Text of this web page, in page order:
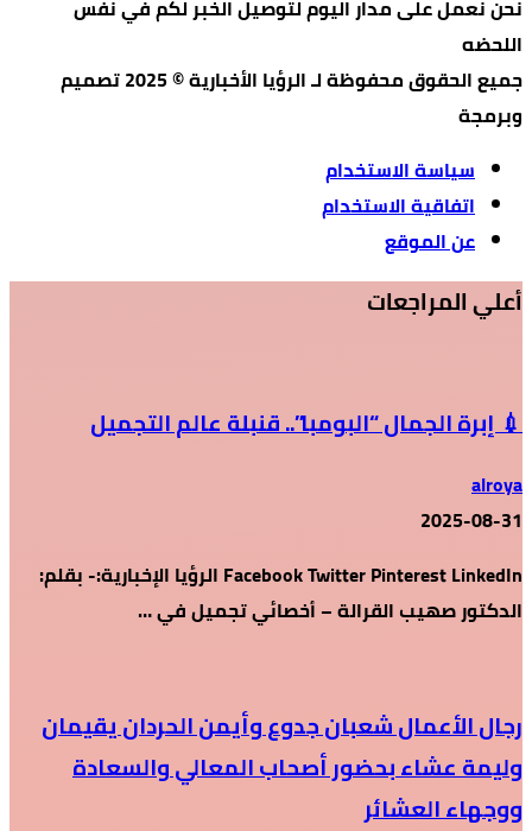
نحن نعمل على مدار اليوم لتوصيل الخبر لكم في نفس
اللحضه
جميع الحقوق محفوظة لـ الرؤيا الأخبارية © 2025 تصميم
وبرمجة
سياسة الاستخدام
اتفاقية الاستخدام
عن الموقع
أعلي المراجعات
💉 إبرة الجمال “البومبا”.. قنبلة عالم التجميل
alroya
2025-08-31
Facebook Twitter Pinterest LinkedIn الرؤيا الإخبارية:- بقلم:
الدكتور صهيب القرالة – أخصائي تجميل في …
رجال الأعمال شعبان جدوع وأيمن الحردان يقيمان
وليمة عشاء بحضور أصحاب المعالي والسعادة
ووجهاء العشائر